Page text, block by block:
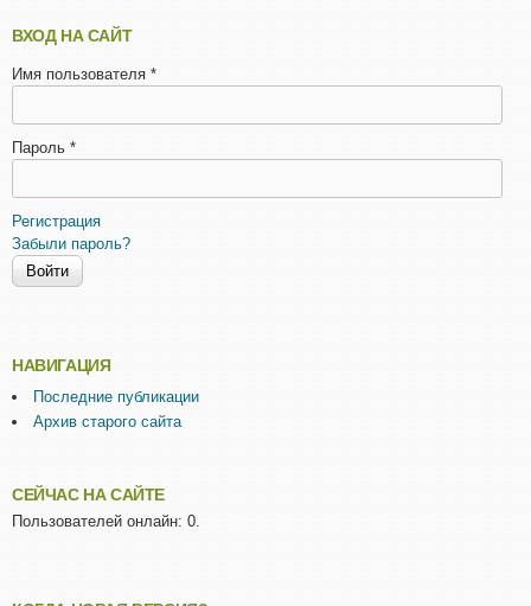
ВХОД НА САЙТ
Имя пользователя *
Пароль *
Регистрация
Забыли пароль?
НАВИГАЦИЯ
Последние публикации
Архив старого сайта
СЕЙЧАС НА САЙТЕ
Пользователей онлайн: 0.